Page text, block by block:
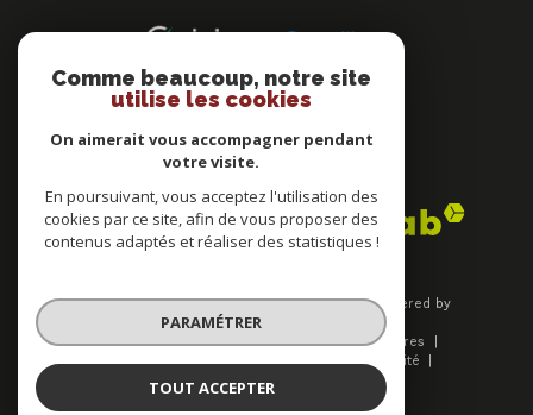
ADHÉRENTS
© 2026 | Tous droits réservés | Traduction powered by
Google |
Plan du site
Mentions légales
Nos honoraires
Admin
Nos liens
Politique de confidentialité
Politique RGPD
Comme beaucoup, notre site
utilise les cookies
On aimerait vous accompagner pendant
votre visite.
En poursuivant, vous acceptez l'utilisation des
cookies par ce site, afin de vous proposer des
contenus adaptés et réaliser des statistiques !
PARAMÉTRER
TOUT ACCEPTER